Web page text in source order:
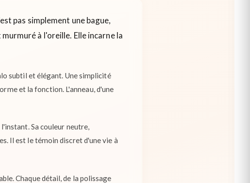
pas simplement une bague,
à l'oreille. Elle incarne la
subtil et élégant. Une simplicité
et la fonction. L'anneau, d'une
Sa couleur neutre,
Il est le témoin discret d'une vie à
Chaque détail, de la polissage